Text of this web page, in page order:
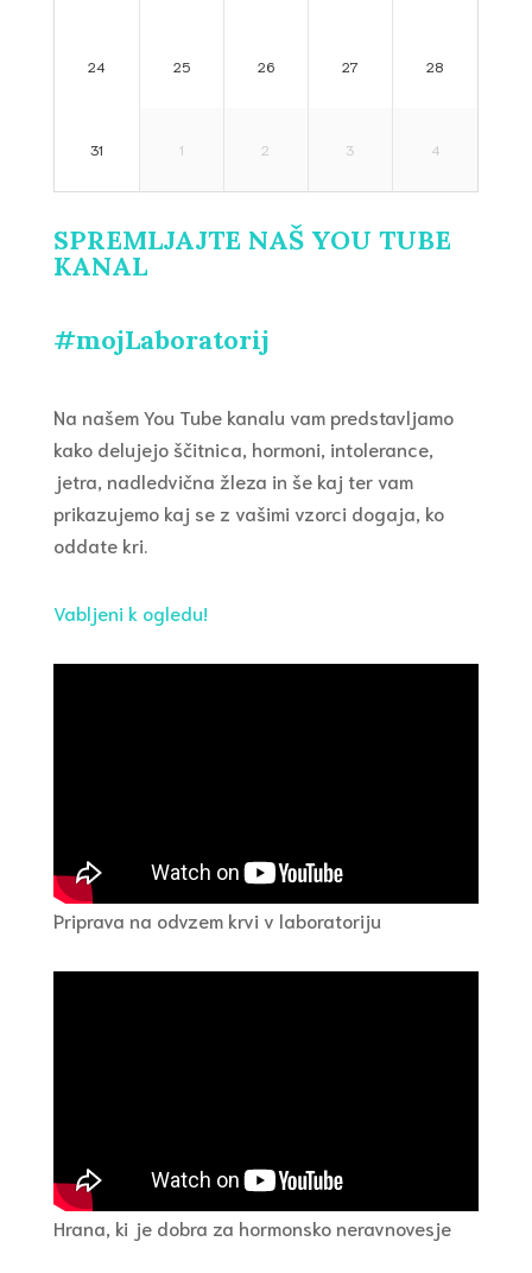
24 25 26 27 28
31 1 2 3 4
SPREMLJAJTE NAŠ YOU TUBE
KANAL
#mojLaboratorij
Na našem You Tube kanalu vam predstavljamo
kako delujejo ščitnica, hormoni, intolerance,
jetra, nadledvična žleza in še kaj ter vam
prikazujemo kaj se z vašimi vzorci dogaja, ko
oddate kri.
Vabljeni k ogledu!
Priprava na odvzem krvi v laboratoriju
Hrana, ki je dobra za hormonsko neravnovesje